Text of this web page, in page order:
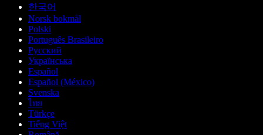
한국어
Norsk bokmål
Polski
Português Brasileiro
Русский
Українська
Español
Español (México)
Svenska
ไทย
Türkçe
Tiếng Việt